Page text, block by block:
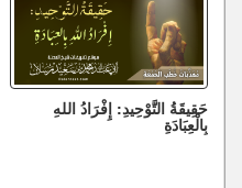
حَقِيقَةُ التَّوْحِيدِ: إِفْرَادُ اللهِ
بِالْعِبَادَةِ